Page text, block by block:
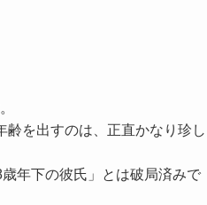
を出すのは、正直かなり珍し
年下の彼氏」とは破局済みで